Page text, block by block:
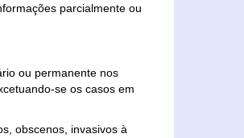
parcialmente ou
ou permanente nos
se os casos em
obscenos, invasivos à